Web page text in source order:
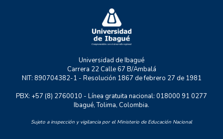
Universidad de Ibagué
Carrera 22 Calle 67 B/Ambalá
NIT: 890704382-1 - Resolución 1867 de febrero 27 de 1981
PBX: +57 (8) 2760010 - Línea gratuita nacional: 018000 91 0277
Ibagué, Tolima, Colombia.
Sujeto a inspección y vigilancia por el Ministerio de Educación Nacional